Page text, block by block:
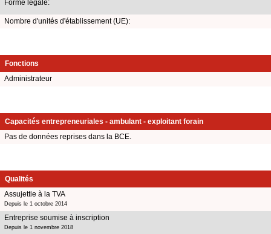
Forme légale:
Nombre d'unités d'établissement (UE):
Fonctions
Administrateur
Capacités entrepreneuriales - ambulant - exploitant forain
Pas de données reprises dans la BCE.
Qualités
Assujettie à la TVA
Depuis le 1 octobre 2014
Entreprise soumise à inscription
Depuis le 1 novembre 2018